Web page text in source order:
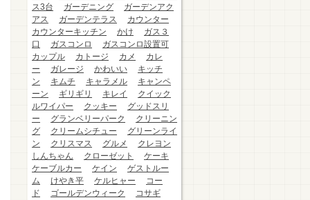
ス3台
ガーデニング
ガーデンアク
アス
ガーデンテラス
カウンター
カウンターキッチン
かけ
ガス３
口
ガスコンロ
ガスコンロ設置可
カップル
カトージ カメ
カレ
ー
ガレージ かわいい
キッチ
ン
キムチ キャラメル
キャンペ
ーン
ギリギリ キレイ
クイック
ルワイパー
クッキー
グッドスリ
ー
グランベリーパーク
クリーニン
グ
クリームシチュー
グリーンライ
ン
クリスマス グルメ
クレヨン
しんちゃん
クローゼット
ケーキ
ケーブルカー
ケイン
ゲストルー
ム
けやき平 ケルヒャー
コー
ド
ゴールデンウィーク
コサギ